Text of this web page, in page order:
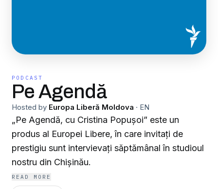
PODCAST
Pe Agendă
Hosted by Europa Liberă Moldova · EN
„Pe Agendă, cu Cristina Popușoi” este un
produs al Europei Libere, în care invitați de
prestigiu sunt intervievați săptămânal în studioul
nostru din Chișinău.
READ MORE